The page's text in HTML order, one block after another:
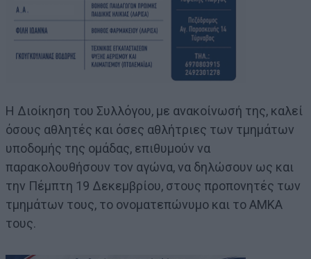
Η Διοίκηση του Συλλόγου, με ανακοίνωσή της, καλεί
όσους αθλητές και όσες αθλήτριες των τμημάτων
υποδομής της ομάδας, επιθυμούν να
παρακολουθήσουν τον αγώνα, να δηλώσουν ως και
την Πέμπτη 19 Δεκεμβρίου, στους προπονητές των
τμημάτων τους, το ονοματεπώνυμο και το ΑΜΚΑ
τους.